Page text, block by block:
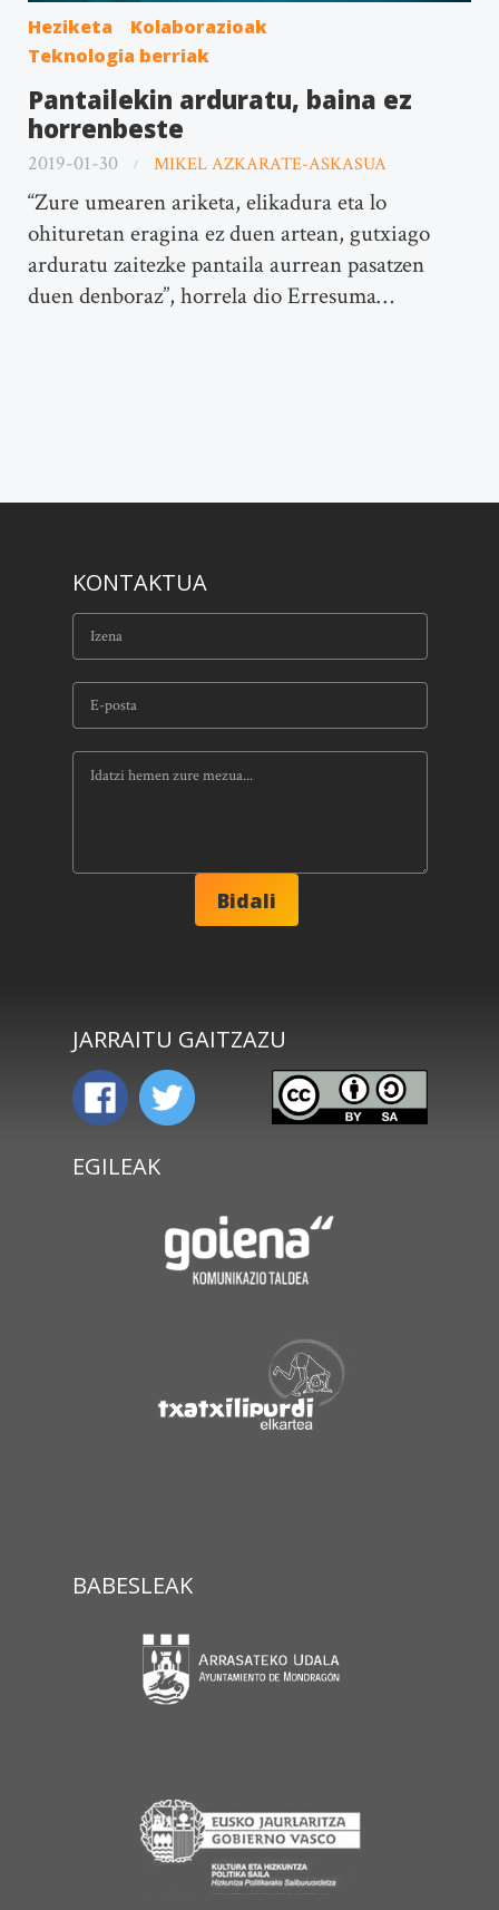
Heziketa
Kolaborazioak
Teknologia berriak
Pantailekin arduratu, baina ez
horrenbeste
2019-01-30 MIKEL AZKARATE-ASKASUA
“Zure umearen ariketa, elikadura eta lo
ohituretan eragina ez duen artean, gutxiago
arduratu zaitezke pantaila aurrean pasatzen
duen denboraz”, horrela dio Erresuma…
KONTAKTUA
JARRAITU GAITZAZU
EGILEAK
BABESLEAK